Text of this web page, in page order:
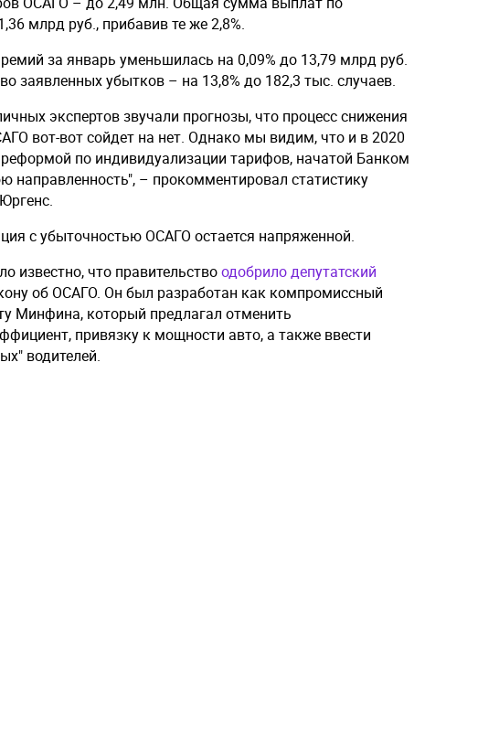
млрд руб., прибавив те же 2,8%.
за январь уменьшилась на 0,09% до 13,79 млрд руб.
заявленных убытков – на 13,8% до 182,3 тыс. случаев.
экспертов звучали прогнозы, что процесс снижения
вот-вот сойдет на нет. Однако мы видим, что и в 2020
по индивидуализации тарифов, начатой Банком
направленность", – прокомментировал статистику
с убыточностью ОСАГО остается напряженной.
известно, что правительствоодобрило депутатский
об ОСАГО. Он был разработан как компромиссный
Минфина, который предлагал отменить
привязку к мощности авто, а также ввести
водителей.